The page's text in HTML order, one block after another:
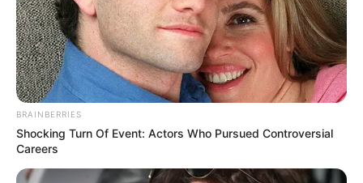
BRAINBERRIES
Shocking Turn Of Event: Actors Who Pursued Controversial
Careers